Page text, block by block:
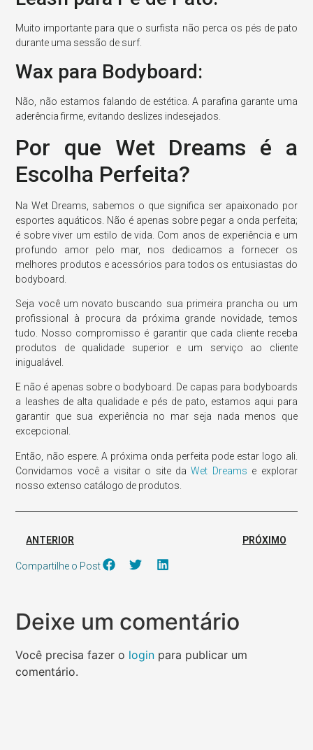
Muito importante para que o surfista não perca os pés de pato
durante uma sessão de surf.
Wax para Bodyboard:
Não, não estamos falando de estética. A parafina garante uma
aderência firme, evitando deslizes indesejados.
Por que Wet Dreams é a
Escolha Perfeita?
Na Wet Dreams, sabemos o que significa ser apaixonado por
esportes aquáticos. Não é apenas sobre pegar a onda perfeita;
é sobre viver um estilo de vida. Com anos de experiência e um
profundo amor pelo mar, nos dedicamos a fornecer os
melhores produtos e acessórios para todos os entusiastas do
bodyboard.
Seja você um novato buscando sua primeira prancha ou um
profissional à procura da próxima grande novidade, temos
tudo. Nosso compromisso é garantir que cada cliente receba
produtos de qualidade superior e um serviço ao cliente
inigualável.
E não é apenas sobre o bodyboard. De capas para bodyboards
a leashes de alta qualidade e pés de pato, estamos aqui para
garantir que sua experiência no mar seja nada menos que
excepcional.
Então, não espere. A próxima onda perfeita pode estar logo ali.
Convidamos você a visitar o site daWet Dreams e explorar
nosso extenso catálogo de produtos.
ANTERIOR PRÓXIMO
Compartilhe o Post
Deixe um comentário
Você precisa fazer o login para publicar um
comentário.